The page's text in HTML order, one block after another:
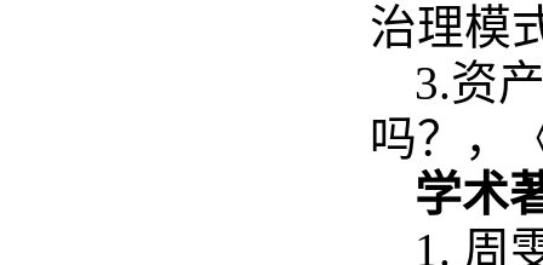
治理模
3.资
吗？，
学术
1. 周